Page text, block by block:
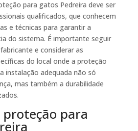
para gatos Pedreira deve ser
qualificados, que conhecem
e técnicas para garantir a
do sistema. É importante seguir
e considerar as
do local onde a proteção
instalação adequada não só
mas também a durabilidade
proteção para